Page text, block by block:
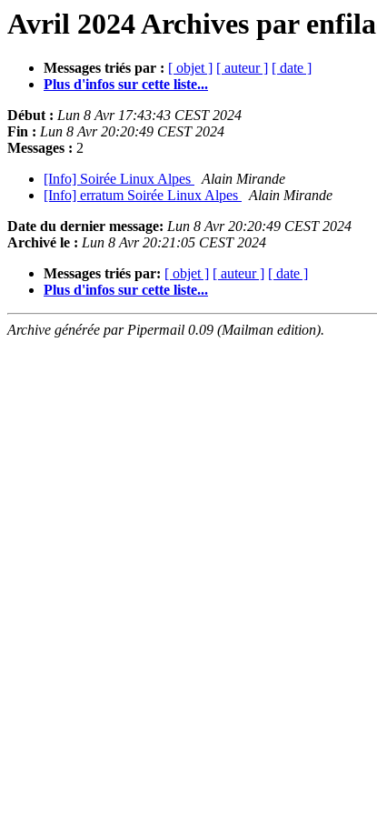
Avril 2024 Archives par
Messages triés par : [ objet ] [ auteur ] [ date ]
Plus d'infos sur cette liste...
Début : Lun 8 Avr 17:43:43 CEST 2024
Fin : Lun 8 Avr 20:20:49 CEST 2024
Messages : 2
[Info] Soirée Linux Alpes
Alain Mirande
[Info] erratum Soirée Linux Alpes
Alain Mirande
Date du dernier message: Lun 8 Avr 20:20:49 CEST 2024
Archivé le : Lun 8 Avr 20:21:05 CEST 2024
Messages triés par: [ objet ] [ auteur ] [ date ]
Plus d'infos sur cette liste...
Archive générée par Pipermail 0.09 (Mailman edition).